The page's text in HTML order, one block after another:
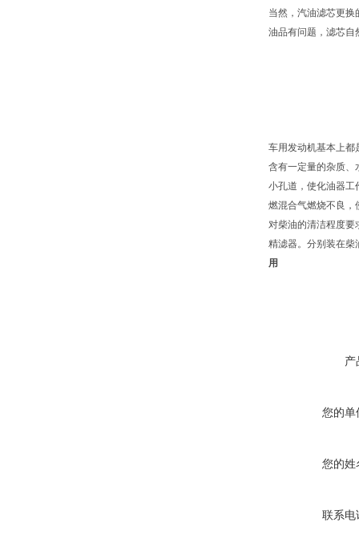
当然，汽油滤芯更
油品有问题，滤芯自
车用发动机基本上都
含有一定量的杂质、
小孔道，使化油器工
燃混合气燃烧不良，
对柴油的清洁程度要
精滤器。分别装在柴
用
产
您的单
您的姓
联系电